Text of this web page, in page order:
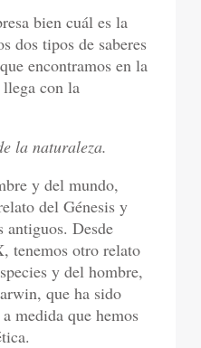
bien cuál es la
dos tipos de saberes
encontramos en la
con la
la naturaleza.
y del mundo,
del Génesis y
antiguos. Desde
tenemos otro relato
y del hombre,
que ha sido
medida que hemos